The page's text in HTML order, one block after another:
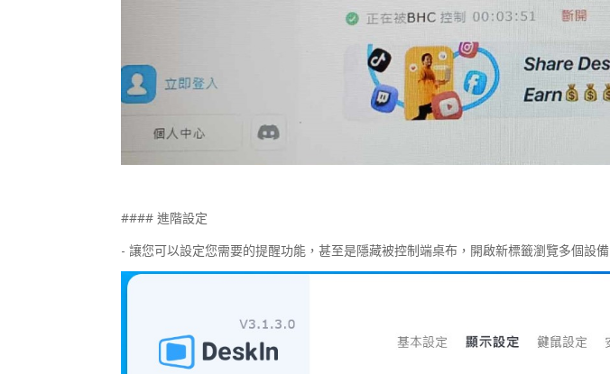
#### 進階設定
- 讓您可以設定您需要的提醒功能，甚至是隱藏被控制端桌布，開啟新標籤瀏覽多個設